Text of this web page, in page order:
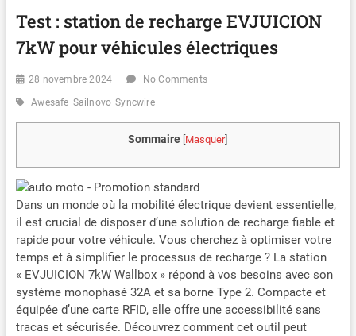
Test : station de recharge EVJUICION
7kW pour véhicules électriques
28 novembre 2024 No Comments
Awesafe Sailnovo Syncwire
Sommaire Masquer]
Dans un monde où la mobilité électrique devient essentielle,
il est crucial de disposer d’une solution de recharge fiable et
rapide pour votre véhicule. Vous cherchez à optimiser votre
temps et à simplifier le processus de recharge ? La station
« EVJUICION 7kW Wallbox » répond à vos besoins avec son
système monophasé 32A et sa borne Type 2. Compacte et
équipée d’une carte RFID, elle offre une accessibilité sans
tracas et sécurisée. Découvrez comment cet outil peut